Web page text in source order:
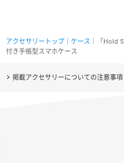
アクセサリートップ ケース ｜「Hold
付き手帳型スマホケース
掲載アクセサリーについての注意事項